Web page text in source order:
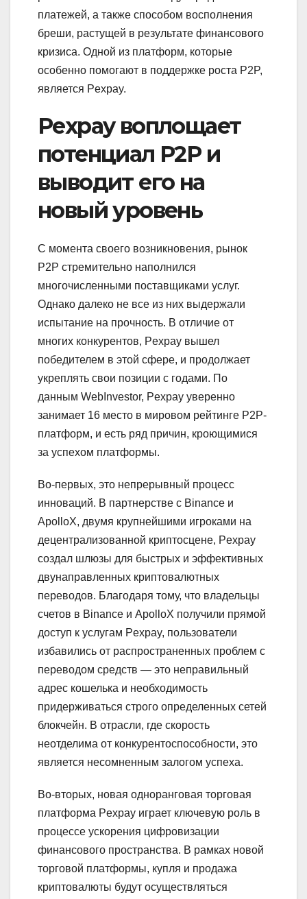
платежей, а также способом восполнения
бреши, растущей в результате финансового
кризиса. Одной из платформ, которые
особенно помогают в поддержке роста P2P,
является Pexpay.
Pexpay воплощает
потенциал P2P и
выводит его на
новый уровень
С момента своего возникновения, рынок
P2P стремительно наполнился
многочисленными поставщиками услуг.
Однако далеко не все из них выдержали
испытание на прочность. В отличие от
многих конкурентов, Pexpay вышел
победителем в этой сфере, и продолжает
укреплять свои позиции с годами. По
данным WebInvestor, Pexpay уверенно
занимает 16 место в мировом рейтинге P2P-
платформ, и есть ряд причин, кроющимися
за успехом платформы.
Во-первых, это непрерывный процесс
инноваций. В партнерстве с Binance и
ApolloX, двумя крупнейшими игроками на
децентрализованной криптосцене, Pexpay
создал шлюзы для быстрых и эффективных
двунаправленных криптовалютных
переводов. Благодаря тому, что владельцы
счетов в Binance и ApolloX получили прямой
доступ к услугам Pexpay, пользователи
избавились от распространенных проблем с
переводом средств — это неправильный
адрес кошелька и необходимость
придерживаться строго определенных сетей
блокчейн. В отрасли, где скорость
неотделима от конкурентоспособности, это
является несомненным залогом успеха.
Во-вторых, новая одноранговая торговая
платформа Pexpay играет ключевую роль в
процессе ускорения цифровизации
финансового пространства. В рамках новой
торговой платформы, купля и продажа
криптовалюты будут осуществляться